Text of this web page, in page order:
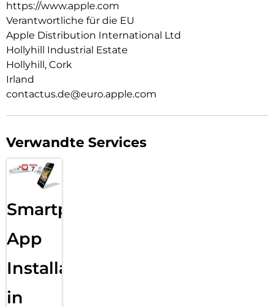
https://www.apple.com
Verantwortliche für die EU
Apple Distribution International Ltd
Hollyhill Industrial Estate
Hollyhill, Cork
Irland
contactus.de@euro.apple.com
Verwandte Services
Smartphone
App
Installation
in